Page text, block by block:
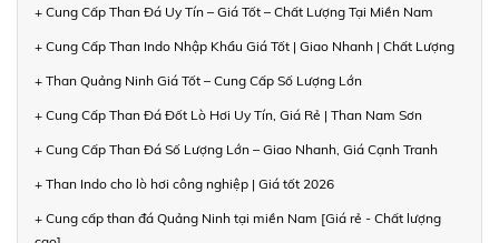
+ Cung Cấp Than Đá Uy Tín – Giá Tốt – Chất Lượng Tại Miền Nam
+ Cung Cấp Than Indo Nhập Khẩu Giá Tốt | Giao Nhanh | Chất Lượng
+ Than Quảng Ninh Giá Tốt – Cung Cấp Số Lượng Lớn
+ Cung Cấp Than Đá Đốt Lò Hơi Uy Tín, Giá Rẻ | Than Nam Sơn
+ Cung Cấp Than Đá Số Lượng Lớn – Giao Nhanh, Giá Cạnh Tranh
+ Than Indo cho lò hơi công nghiệp | Giá tốt 2026
+ Cung cấp than đá Quảng Ninh tại miền Nam [Giá rẻ - Chất lượng